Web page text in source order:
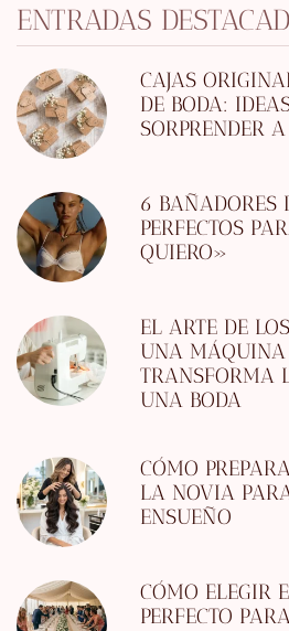
ENTRADAS
CAJAS
DE BODA:
SORPRENDER
6 BAÑADORES
PERFECTOS
QUIERO»
EL ARTE DE
UNA MÁQUINA
TRANSFORMA
UNA BODA
CÓMO
LA NOVIA
ENSUEÑO
CÓMO ELEGIR
PERFECTO